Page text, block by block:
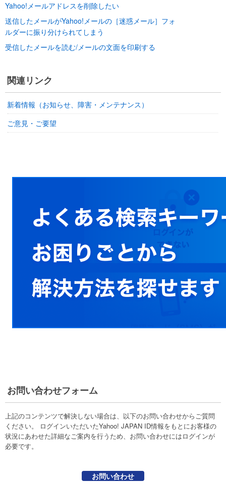
Yahoo!メールアドレスを削除したい
送信したメールがYahoo!メールの［迷惑メール］フォ
ルダーに振り分けられてしまう
受信したメールを読む/メールの文面を印刷する
関連リンク
新着情報（お知らせ、障害・メンテナンス）
ご意見・ご要望
お問い合わせフォーム
上記のコンテンツで解決しない場合は、以下のお問い合わせからご質問
ください。 ログインいただいたYahoo! JAPAN ID情報をもとにお客様の
状況にあわせた詳細なご案内を行うため、お問い合わせにはログインが
必要です。
お問い合わせ